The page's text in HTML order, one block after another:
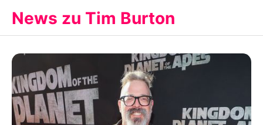
News zu Tim Burton